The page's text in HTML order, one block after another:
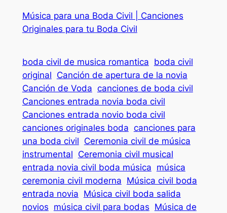
Música para una Boda Civil | Canciones
Originales para tu Boda Civil
boda civil de musica romantica boda civil
original Canción de apertura de la novia
Canción de Voda canciones de boda civil
Canciones entrada novia boda civil
Canciones entrada novio boda civil
canciones originales boda canciones para
una boda civil Ceremonia civil de música
instrumental Ceremonia civil musical
entrada novia civil boda música música
ceremonia civil moderna Música civil boda
entrada novia Música civil boda salida
novios música civil para bodas Música de